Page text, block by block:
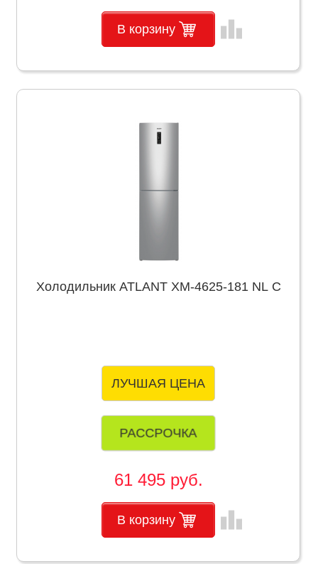
В корзину leaderboard
Холодильник ATLANT ХМ-4625-181 NL C
ЛУЧШАЯ ЦЕНА
РАССРОЧКА
61 495 руб.
В корзину leaderboard